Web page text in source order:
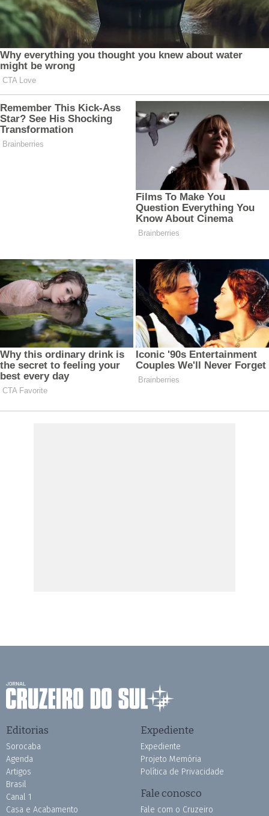
Editorias
Sorocaba
Agenda
Artigos
Brasil
Canal 1
Casa e Acabamento
Expediente
Expediente
Projeto Memória
Política de Privacidade
Fale conosco
Fale com o Cruzeiro